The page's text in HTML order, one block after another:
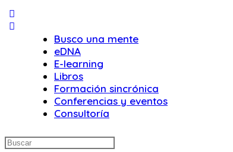
Busco una mente
eDNA
E-learning
Libros
Formación sincrónica
Conferencias y eventos
Consultoría
Buscar: